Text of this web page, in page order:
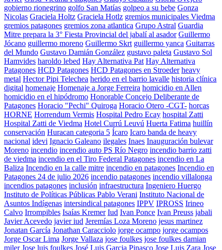
gobierno rionegrino golfo San Matías golpeo a su bebe Gonza
Nicolas Graciela Holtz Graciela Hotlz gremios municipales Viedma
gremios patagones gremios zona atlantica Grupo Astral Guardia
Mitre prepara la 3° Fiesta Provincial del jabalí al asador Guillermo
Jócano guillermo moreno Guillermo Skrt guillermo yanca Guitarras
del Mundo Gustavo Damián González gustavo paleta Gustavo Sol
Hamvides haroldo lebed Hay Alternativa Pat Hay Alternativa
Patagones HCD Patagones HCD Patagones en Stroeder heavy
metal Hector Pipi Telechea herido en el barrio lavalle historia clínica
digital homenaje Homenaje a Jorge Ferreira homicidio en Allen
homicidio en el hipódromo Honorable Concejo Deliberante de
Patagones Horacio "Pechi" Quiroga Horacio Otero -CGT- horcas
HORNE Horrendum Vermis Hospital Pedro Ecay hospital Zatti
Hospital Zatti de Viedma Hotel Currú Leuvú Huerta Fatima huillín
conservación Huracan categoria 5 Ícaro Icaro banda de heavy
nacional idevi Ignacio Galeano ilegales Inaes Inauguración bulevar
Moreno incendio incendio auto PS Río Negro incendio barrio zatti
de viedma incendio en el Tiro Federal Patagones incendio en La
Baliza Incendio en la calle mitre incendio en patagones Incendio en
Patagones 24 de julio 2026 incendio patagones incendio villalonga
incendios patagones inclusión infraestructura Ingeniero Huergo
Instituto de Políticas Públicas Pablo Verani Instituto Nacional de
Asuntos Indígenas intersindical patagones IPPV IPROSS Irineo
Calvo Irrompibles Isaías Kremer Iud Ivan Ponce Ivan Preuss jabali
Javier Acevedo javier iud Jeremías Loza Moreno jesus martinez
Jonatan García Jonathan Caracciolo jorge ocampo jorge ocampos
Jorge Oscar Lima Jorge Vallaza jose foulkes jose foulkes damian
miler Jose luis foulkes José Luis Garcia Pinasco Jose Luis Zara Jose